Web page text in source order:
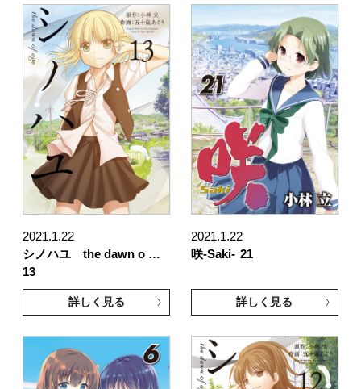
2021.1.22
シノハユ the dawn o …
13
詳しく見る
2021.1.22
咲-Saki- 21
詳しく見る